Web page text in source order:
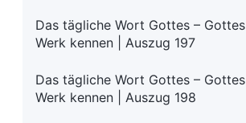
Das tägliche Wort Gottes – Gottes
Werk kennen | Auszug 197
Das tägliche Wort Gottes – Gottes
Werk kennen | Auszug 198